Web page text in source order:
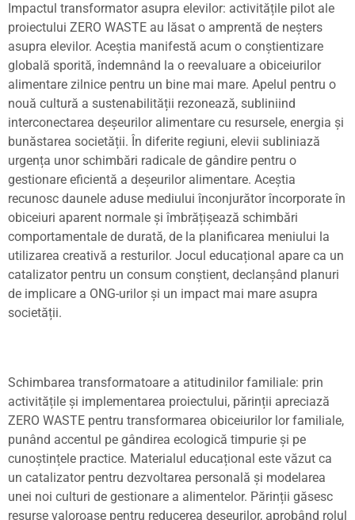
Impactul transformator asupra elevilor: activitățile pilot ale
proiectului ZERO WASTE au lăsat o amprentă de neșters
asupra elevilor. Aceștia manifestă acum o conștientizare
globală sporită, îndemnând la o reevaluare a obiceiurilor
alimentare zilnice pentru un bine mai mare. Apelul pentru o
nouă cultură a sustenabilității rezonează, subliniind
interconectarea deșeurilor alimentare cu resursele, energia și
bunăstarea societății. În diferite regiuni, elevii subliniază
urgența unor schimbări radicale de gândire pentru o
gestionare eficientă a deșeurilor alimentare. Aceștia
recunosc daunele aduse mediului înconjurător încorporate în
obiceiuri aparent normale și îmbrățișează schimbări
comportamentale de durată, de la planificarea meniului la
utilizarea creativă a resturilor. Jocul educațional apare ca un
catalizator pentru un consum conștient, declanșând planuri
de implicare a ONG-urilorși un impact mai mare asupra
societății.
Schimbarea transformatoare a atitudinilor familiale: prin
activitățile și implementarea proiectului, părinții apreciază
ZERO WASTE pentru transformarea obiceiurilor lor familiale,
punând accentul pe gândirea ecologică timpurie și pe
cunoștințele practice. Materialul educațional este văzut ca
un catalizator pentru dezvoltarea personală și modelarea
unei noi culturi de gestionare a alimentelor. Părinții găsesc
resurse valoroase pentru reducerea deșeurilor, aprobând rolul